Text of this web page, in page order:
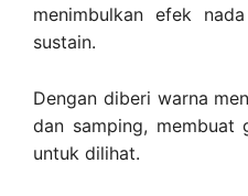
menimbulkan efek
sustain.
Dengan diberi warna
dan samping, membuat
untuk dilihat.